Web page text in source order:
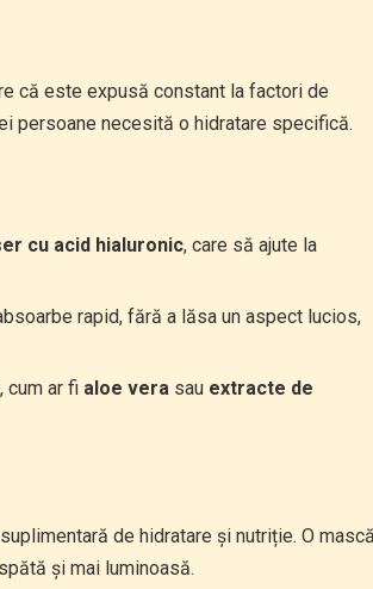
că este expusă constant la factori de
persoane necesită o hidratare specifică.
cu acid hialuronic, care să ajute la
rapid, fără a lăsa un aspect lucios,
, cum ar fi aloe vera sau extracte de
de hidratare și nutriție. O
și mai luminoasă.